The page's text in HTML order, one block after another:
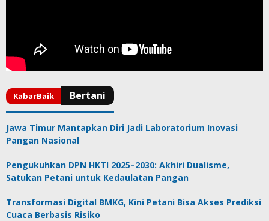
Jawa Timur Mantapkan Diri Jadi Laboratorium Inovasi
Pangan Nasional
Pengukuhkan DPN HKTI 2025–2030: Akhiri Dualisme,
Satukan Petani untuk Kedaulatan Pangan
Transformasi Digital BMKG, Kini Petani Bisa Akses Prediksi
Cuaca Berbasis Risiko